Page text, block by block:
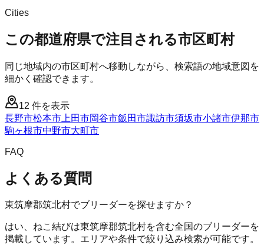
Cities
この都道府県で注目される市区町村
同じ地域内の市区町村へ移動しながら、検索語の地域意図を
細かく確認できます。
12 件を表示
長野市松本市 上田市岡谷市飯田市諏訪市須坂市小諸市伊那市
駒ヶ根市中野市大町市
FAQ
よくある質問
東筑摩郡筑北村でブリーダーを探せますか？
はい、ねこ結びは東筑摩郡筑北村を含む全国のブリーダーを
掲載しています。エリアや条件で絞り込み検索が可能です。